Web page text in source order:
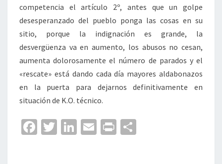
competencia el artículo 2º, antes que un golpe
desesperanzado del pueblo ponga las cosas en su
sitio, porque la indignación es grande, la
desvergüenza va en aumento, los abusos no cesan,
aumenta dolorosamente el número de parados y el
«rescate» está dando cada día mayores aldabonazos
en la puerta para dejarnos definitivamente en
situación de K.O. técnico.
Fa T
Li
E
Pr